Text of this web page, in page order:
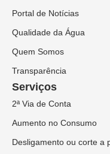
Portal de Notícias
Qualidade da Água
Quem Somos
Transparência
Serviços
2ª Via de Conta
Aumento no Consumo
Desligamento ou corte a